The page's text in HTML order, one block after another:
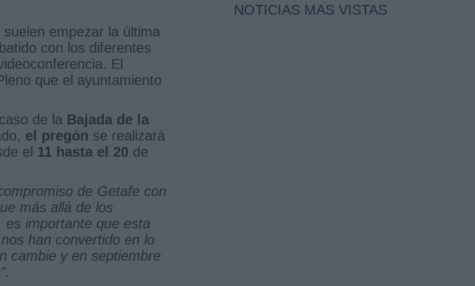
suelen empezar la última
con los diferentes
El
que el ayuntamiento
de la Bajada de la
el pregón se realizará
el 11 hasta el 20 de
de Getafe con
más allá de los
es importante que esta
han convertido en lo
cambie y en septiembre
NOTICIAS MAS VISTAS